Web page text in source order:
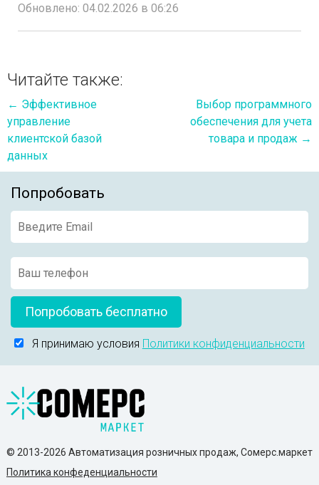
Обновлено: 04.02.2026 в 06:26
Читайте также:
← Эффективное
управление
клиентской базой
данных
Выбор программного
обеспечения для учета
товара и продаж →
Попробовать
Попробовать бесплатно
Я принимаю условия Политики конфиденциальности
© 2013-2026 Автоматизация розничных продаж, Сомерс.маркет
Политика конфеденциальности